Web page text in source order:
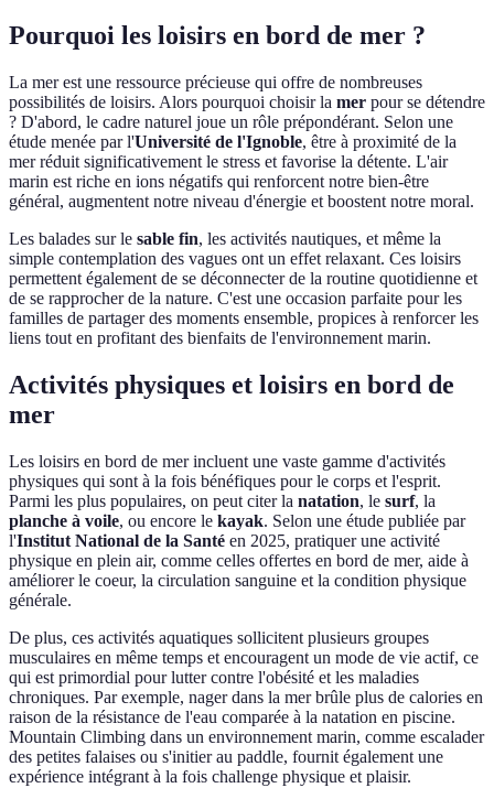
Pourquoi les loisirs en bord de mer ?
La mer est une ressource précieuse qui offre de nombreuses
possibilités de loisirs. Alors pourquoi choisir la mer pour se détendre
? D'abord, le cadre naturel joue un rôle prépondérant. Selon une
étude menée par l'Université de l'Ignoble, être à proximité de la
mer réduit significativement le stress et favorise la détente. L'air
marin est riche en ions négatifs qui renforcent notre bien-être
général, augmentent notre niveau d'énergie et boostent notre moral.
Les balades sur le sable fin, les activités nautiques, et même la
simple contemplation des vagues ont un effet relaxant. Ces loisirs
permettent également de se déconnecter de la routine quotidienne et
de se rapprocher de la nature. C'est une occasion parfaite pour les
familles de partager des moments ensemble, propices à renforcer les
liens tout en profitant des bienfaits de l'environnement marin.
Activités physiques et loisirs en bord de
mer
Les loisirs en bord de mer incluent une vaste gamme d'activités
physiques qui sont à la fois bénéfiques pour le corps et l'esprit.
Parmi les plus populaires, on peut citer la natation, le surf, la
planche à voile, ou encore le kayak. Selon une étude publiée par
l'Institut National de la Santé en 2025, pratiquer une activité
physique en plein air, comme celles offertes en bord de mer, aide à
améliorer le coeur, la circulation sanguine et la condition physique
générale.
De plus, ces activités aquatiques sollicitent plusieurs groupes
musculaires en même temps et encouragent un mode de vie actif, ce
qui est primordial pour lutter contre l'obésité et les maladies
chroniques. Par exemple, nager dans la mer brûle plus de calories en
raison de la résistance de l'eau comparée à la natation en piscine.
Mountain Climbing dans un environnement marin, comme escalader
des petites falaises ou s'initier au paddle, fournit également une
expérience intégrant à la fois challenge physique et plaisir.